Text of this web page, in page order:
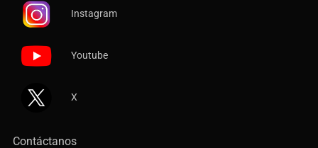
Instagram
Youtube
X
Contáctanos